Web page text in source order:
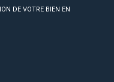
DE VOTRE BIEN EN